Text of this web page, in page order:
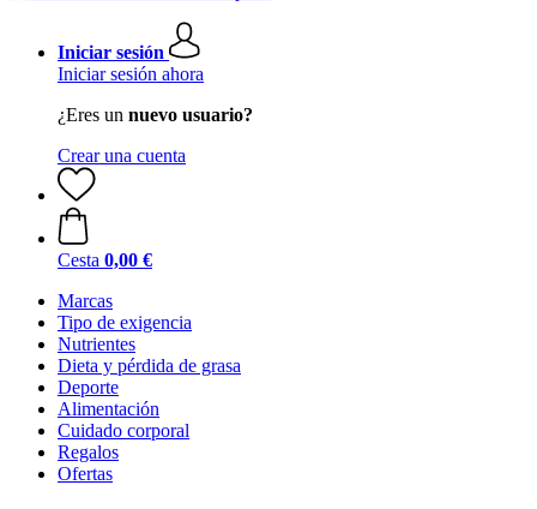
Iniciar sesión
Iniciar sesión ahora
¿Eres un nuevo usuario?
Crear una cuenta
Cesta 0,00 €
Marcas
Tipo de exigencia
Nutrientes
Dieta y pérdida de grasa
Deporte
Alimentación
Cuidado corporal
Regalos
Ofertas